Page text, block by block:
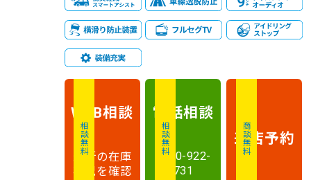
相談無料
WEB相談
最新の在庫
状況を確認
相談無料
電話相談
0120-922-
731
商談無料
来店予約